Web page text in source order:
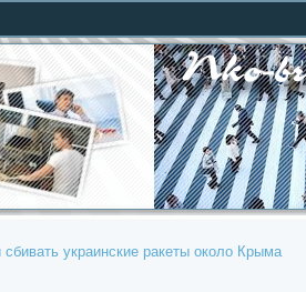
украинские ракеты около Крыма